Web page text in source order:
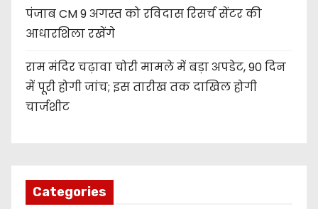
पंजाब CM 9 अगस्त को रविदास रिसर्च सेंटर की
आधारशिला रखेंगे
राम मंदिर चढ़ावा चोरी मामले में बड़ा अपडेट, 90 दिन
में पूरी होगी जांच; इस तारीख तक दाखिल होगी
चार्जशीट
Categories